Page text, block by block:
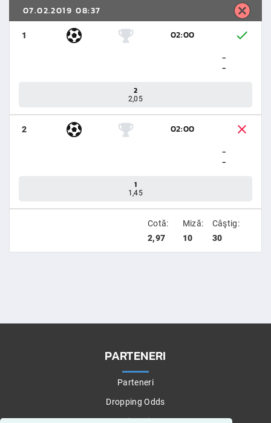
07.02.2019 08:37
1
02:00
-
-
2
2,05
2
02:00
-
-
1
1,45
Cotă:
2,97
Miză:
10
Câştig:
30
PARTENERI
Parteneri
Dropping Odds